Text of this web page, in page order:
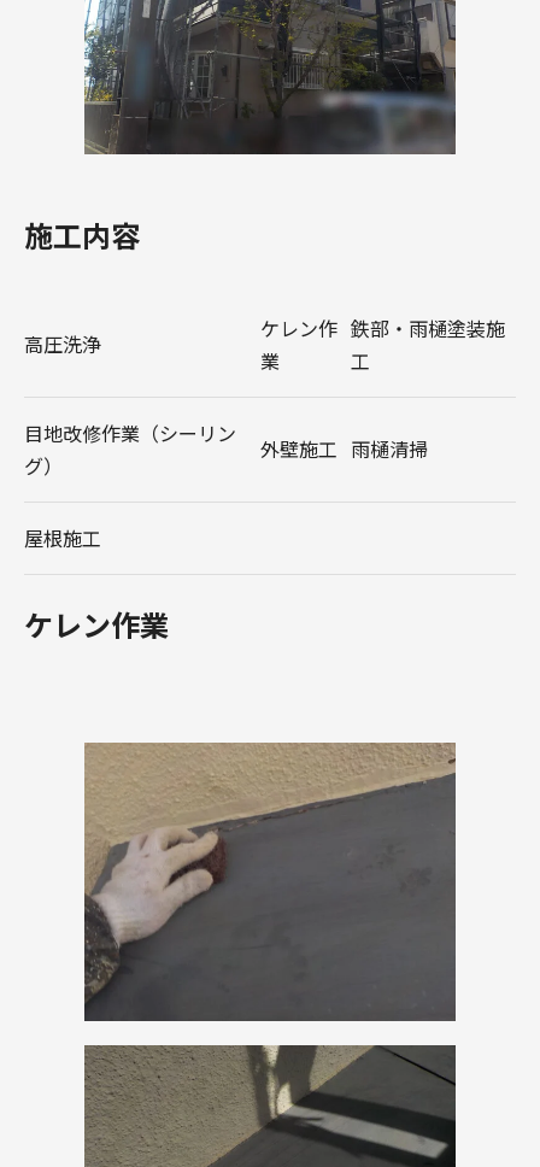
施工内容
高圧洗浄
ケレン作
業
鉄部・雨樋塗装施
工
目地改修作業（シーリン
グ）
外壁施工 雨樋清掃
屋根施工
ケレン作業